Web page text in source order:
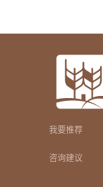
我要推荐
咨询建议